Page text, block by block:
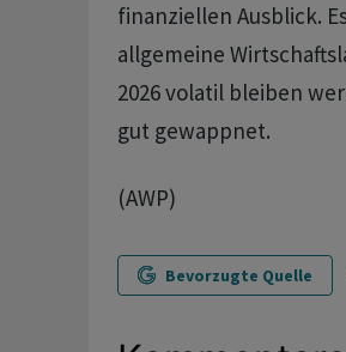
finanziellen Ausblick.
allgemeine
2026 volatil bleiben
gut gewappnet.
(AWP)
Bevorzugte Quelle